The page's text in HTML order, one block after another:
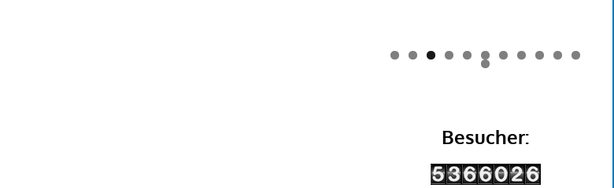
0 1
2
Besucher: